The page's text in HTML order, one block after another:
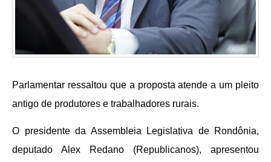
Parlamentar ressaltou que a proposta atende a um pleito
antigo de produtores e trabalhadores rurais.
O presidente da Assembleia Legislativa de Rondônia,
deputado Alex Redano (Republicanos), apresentou